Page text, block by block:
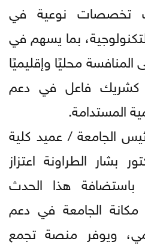
تخصصات نوعية في
بما يسهم في
المنافسة محليًا وإقليميًا
كشريك فاعل في دعم
المستدامة.
الجامعة / عميد كلية
بشار الطراونة اعتزاز
باستضافة هذا الحدث
الجامعة في دعم
ويوفر منصة تجمع